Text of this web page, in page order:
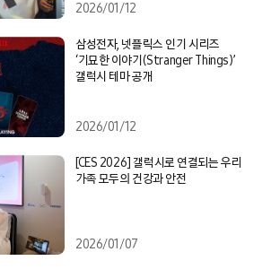
2026/01/12
삼성전자, 넷플릭스 인기 시리즈
‘기묘한 이야기(Stranger Things)’
갤럭시 테마 공개
2026/01/12
[CES 2026] 갤럭시로 연결되는 우리
가족 모두의 건강과 안전
2026/01/07